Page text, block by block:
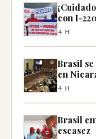
con I-
4H
Brasil
en
4H
Brasil
escasez